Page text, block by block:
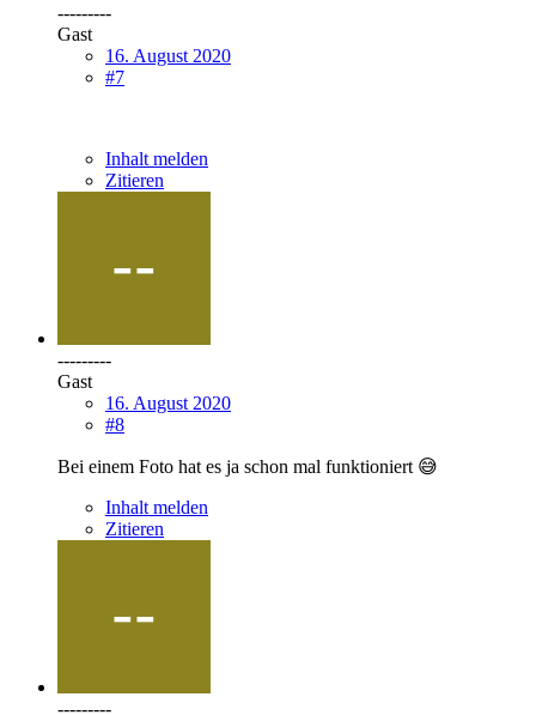
---------
Gast
16. August 2020
#7
Inhalt melden
Zitieren
---------
Gast
16. August 2020
#8
Bei einem Foto hat es ja schon mal funktioniert 😅
Inhalt melden
Zitieren
---------